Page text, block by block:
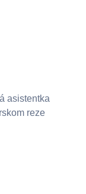
asistentka
reze